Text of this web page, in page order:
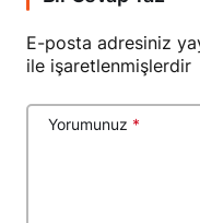
E-posta adresiniz
ile işaretlenmişlerdir
Yorumunuz *